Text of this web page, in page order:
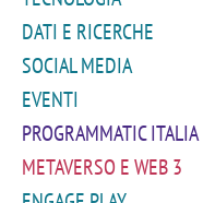
DATI E RICERCHE
SOCIAL MEDIA
EVENTI
PROGRAMMATIC ITALIA
METAVERSO E WEB 3